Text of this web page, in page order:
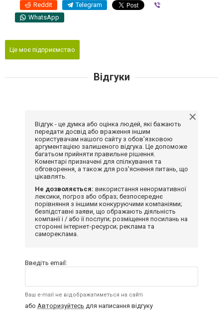
Reddit Telegram
WhatsApp
Це моє підприємство
Відгуки
Відгук - це думка або оцінка людей, які бажають
передати досвід або враження іншим
користувачам нашого сайту з обов'язковою
аргументацією залишеного відгука. Це допоможе
багатьом прийняти правильне рішення.
Коментарі призначені для спілкування та
обговорення, а також для роз'яснення питань, що
цікавлять.
Не дозволяється: використання ненормативної
лексики, погроз або образ; безпосереднє
порівняння з іншими конкуруючими компаніями;
безпідставні заяви, що ображають діяльність
компанії і / або її послуги; розміщення посилань на
сторонні інтернет-ресурси; реклама та
самореклама.
Введіть email:
Ваш e-mail не відображатиметься на сайті
або Авторизуйтесь для написання відгуку